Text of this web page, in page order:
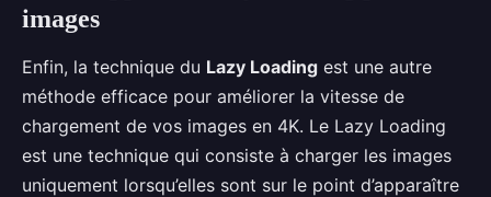
images
Enfin, la technique du Lazy Loading est une autre
méthode efficace pour améliorer la vitesse de
chargement de vos images en 4K. Le Lazy Loading
est une technique qui consiste à charger les images
uniquement lorsqu’elles sont sur le point d’apparaître